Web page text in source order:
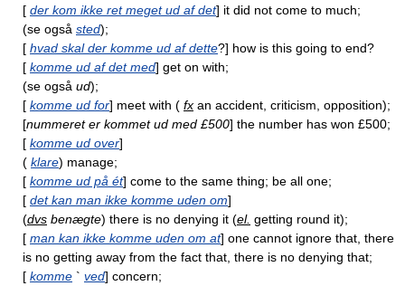
[ der kom ikke ret meget ud af det] it did not come to much;
(se også sted);
[ hvad skal der komme ud af dette?] how is this going to end?
[ komme ud af det med] get on with;
(se også ud);
[ komme ud for] meet with ( fx an accident, criticism, opposition);
[nummeret er kommet ud med £500] the number has won £500;
[ komme ud over]
( klare) manage;
[ komme ud på ét] come to the same thing; be all one;
[ det kan man ikke komme uden om]
(dvs benægte) there is no denying it (el. getting round it);
[ man kan ikke komme uden om at] one cannot ignore that, there
is no getting away from the fact that, there is no denying that;
[ komme ` ved] concern;